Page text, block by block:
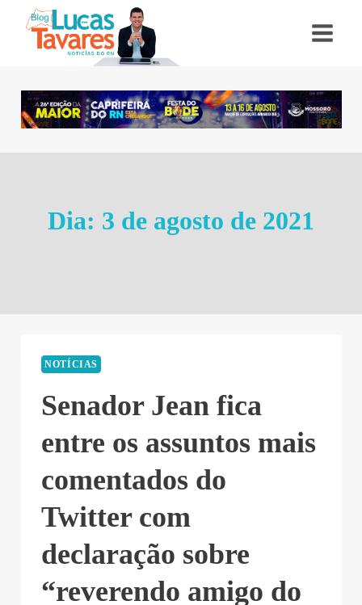
Dia: 3 de agosto de 2021
NOTÍCIAS
Senador Jean fica
entre os assuntos mais
comentados do
Twitter com
declaração sobre
“reverendo amigo do